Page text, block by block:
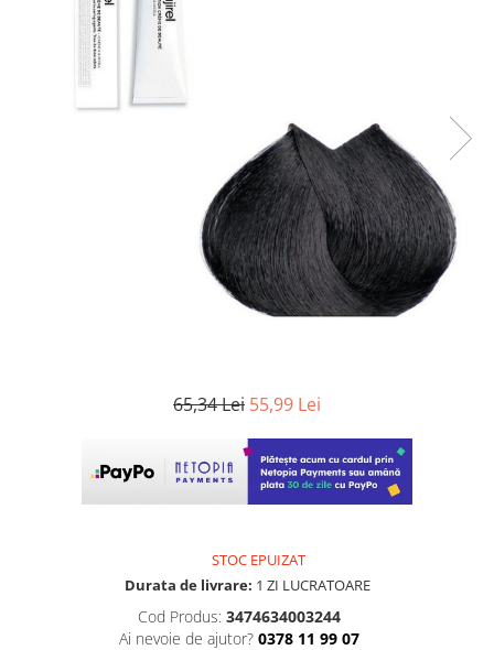
65,34 Lei 55,99 Lei
STOC EPUIZAT
Durata de livrare: 1 ZI LUCRATOARE
Cod Produs: 3474634003244
Ai nevoie de ajutor? 0378 11 99 07